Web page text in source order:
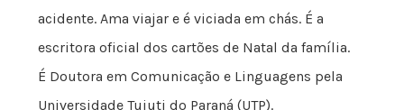
acidente. Ama viajar e é viciada em chás. É a
escritora oficial dos cartões de Natal da família.
É Doutora em Comunicação e Linguagens pela
Universidade Tuiuti do Paraná (UTP).